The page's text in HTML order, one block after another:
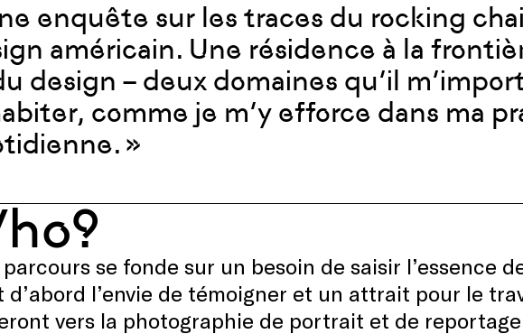
enquête sur les traces du rocking
américain. Une résidence à la
design – deux domaines qu’il
comme je m’y efforce dans ma
»
se fonde sur un besoin de saisir l’essence
d’abord l’envie de témoigner et un attrait pour le
vers la photographie de portrait et de